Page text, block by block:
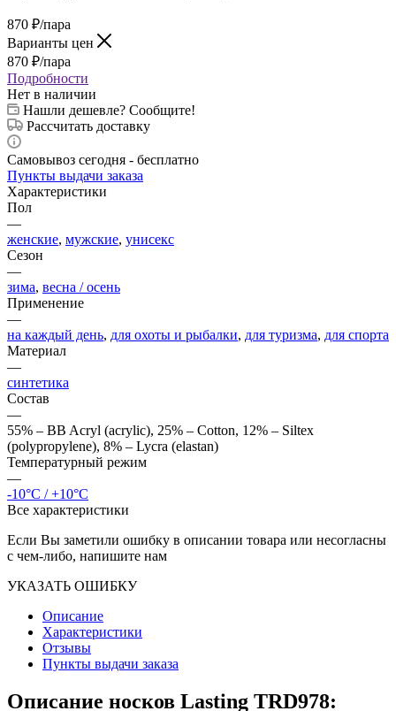
870 ₽/пара
Варианты цен
870 ₽/пара
Подробности
Нет в наличии
Нашли дешевле? Сообщите!
Рассчитать доставку
Самовывоз сегодня - бесплатно
Пункты выдачи заказа
Характеристики
Пол
—
женские, мужские, унисекс
Сезон
—
зима, весна / осень
Применение
—
на каждый день, для охоты и рыбалки, для туризма, для спорта
Материал
—
синтетика
Состав
—
55% – BB Acryl (acrylic), 25% – Cotton, 12% – Siltex
(polypropylene), 8% – Lycra (elastan)
Температурный режим
—
-10°C / +10°C
Все характеристики
Если Вы заметили ошибку в описании товара или несогласны
с чем-либо, напишите нам
УКАЗАТЬ ОШИБКУ
Описание
Характеристики
Отзывы
Пункты выдачи заказа
Описание носков Lasting TRD978: